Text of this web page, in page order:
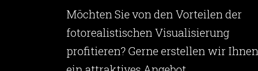
Möchten Sie von den Vorteilen der
fotorealistischen Visualisierung
profitieren? Gerne erstellen wir Ihnen